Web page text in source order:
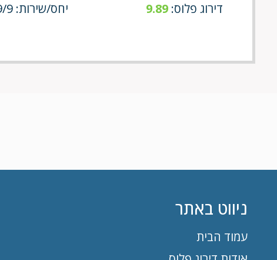
דירוג פלוס: 9.89 יחס/שירות: 9/9
ניווט באתר
עמוד הבית